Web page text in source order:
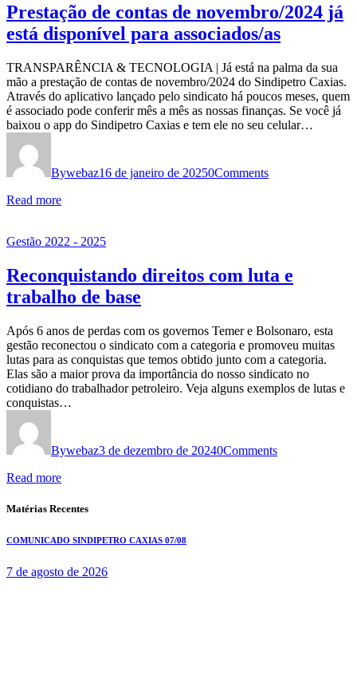
Prestação de contas de novembro/2024 já
está disponível para associados/as
TRANSPARÊNCIA & TECNOLOGIA | Já está na palma da sua
mão a prestação de contas de novembro/2024 do Sindipetro Caxias.
Através do aplicativo lançado pelo sindicato há poucos meses, quem
é associado pode conferir mês a mês as nossas finanças. Se você já
baixou o app do Sindipetro Caxias e tem ele no seu celular…
Bywebaz16 de janeiro de 20250Comments
Read more
Gestão 2022 - 2025
Reconquistando direitos com luta e
trabalho de base
Após 6 anos de perdas com os governos Temer e Bolsonaro, esta
gestão reconectou o sindicato com a categoria e promoveu muitas
lutas para as conquistas que temos obtido junto com a categoria.
Elas são a maior prova da importância do nosso sindicato no
cotidiano do trabalhador petroleiro. Veja alguns exemplos de lutas e
conquistas…
Bywebaz3 de dezembro de 20240Comments
Read more
Matérias Recentes
COMUNICADO SINDIPETRO CAXIAS 07/08
7 de agosto de 2026